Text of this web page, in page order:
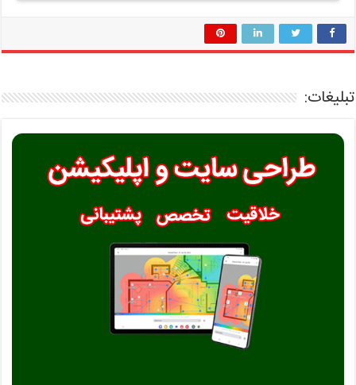
تبلیغات: